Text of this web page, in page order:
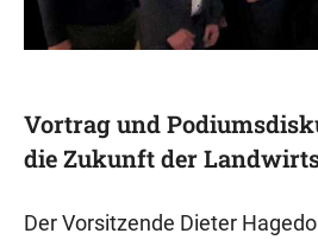
Vortrag und
die Zukunft der
Der Vorsitzende Dieter